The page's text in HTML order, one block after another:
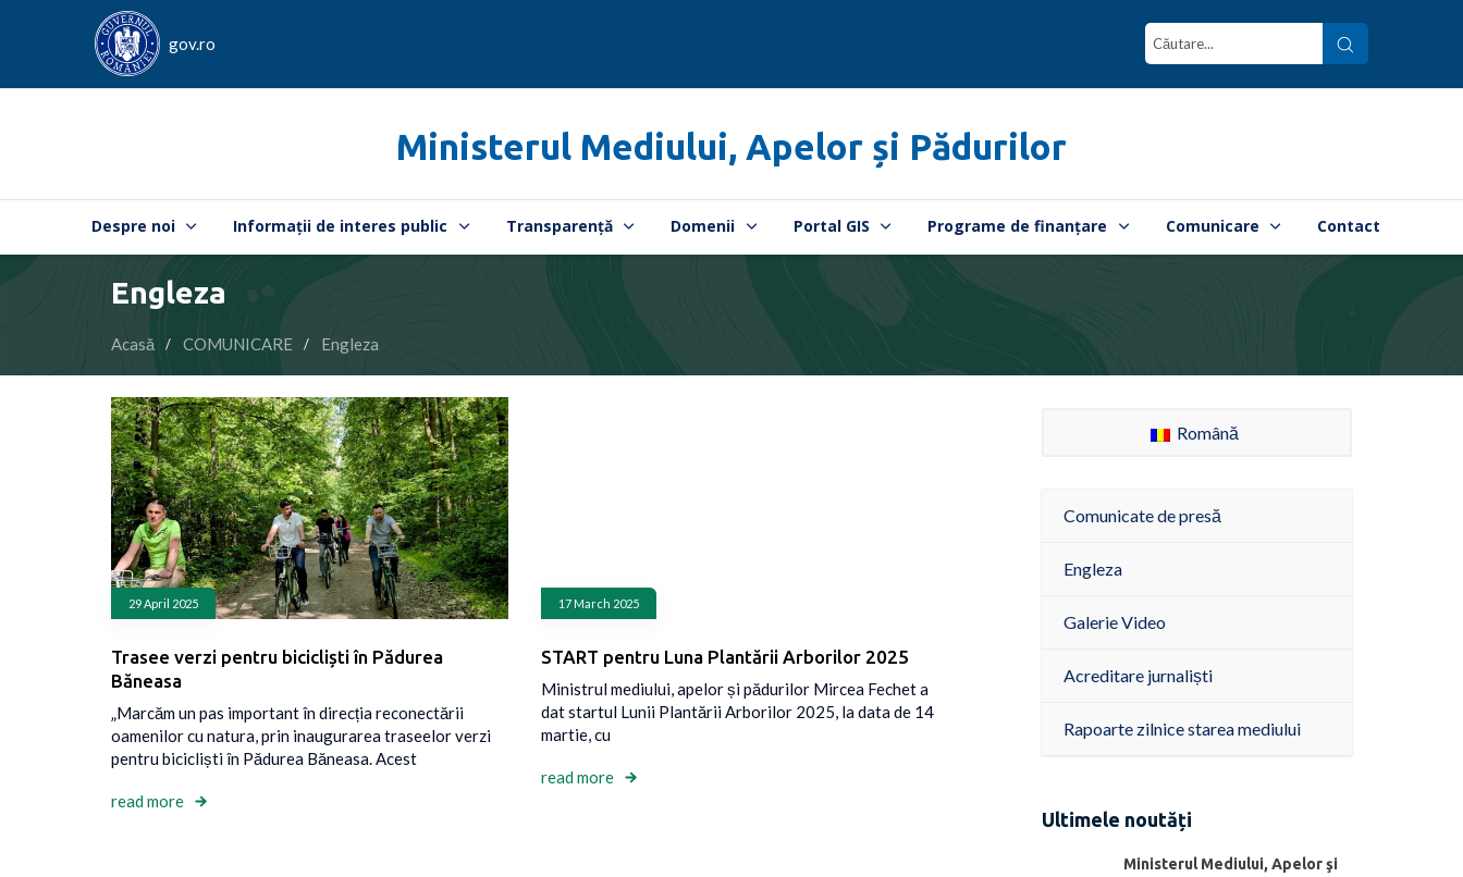
gov.ro
Ministerul Mediului, Apelor și Pădurilor
Despre noi Informații de interes public Transparență Domenii Portal GIS Programe de finanțare Comunicare Contact
Engleza
Acasă COMUNICARE Engleza
29 April 2025
Trasee verzi pentru bicicliști în Pădurea
Băneasa
„Marcăm un pas important în direcția reconectării
oamenilor cu natura, prin inaugurarea traseelor verzi
pentru bicicliști în Pădurea Băneasa. Acest
read more
17 March 2025
START pentru Luna Plantării Arborilor 2025
Ministrul mediului, apelor și pădurilor Mircea Fechet a
dat startul Lunii Plantării Arborilor 2025, la data de 14
martie, cu
read more
Română
Comunicate de presă
Engleza
Galerie Video
Acreditare jurnaliști
Rapoarte zilnice starea mediului
Ultimele noutăți
Ministerul Mediului, Apelor şi